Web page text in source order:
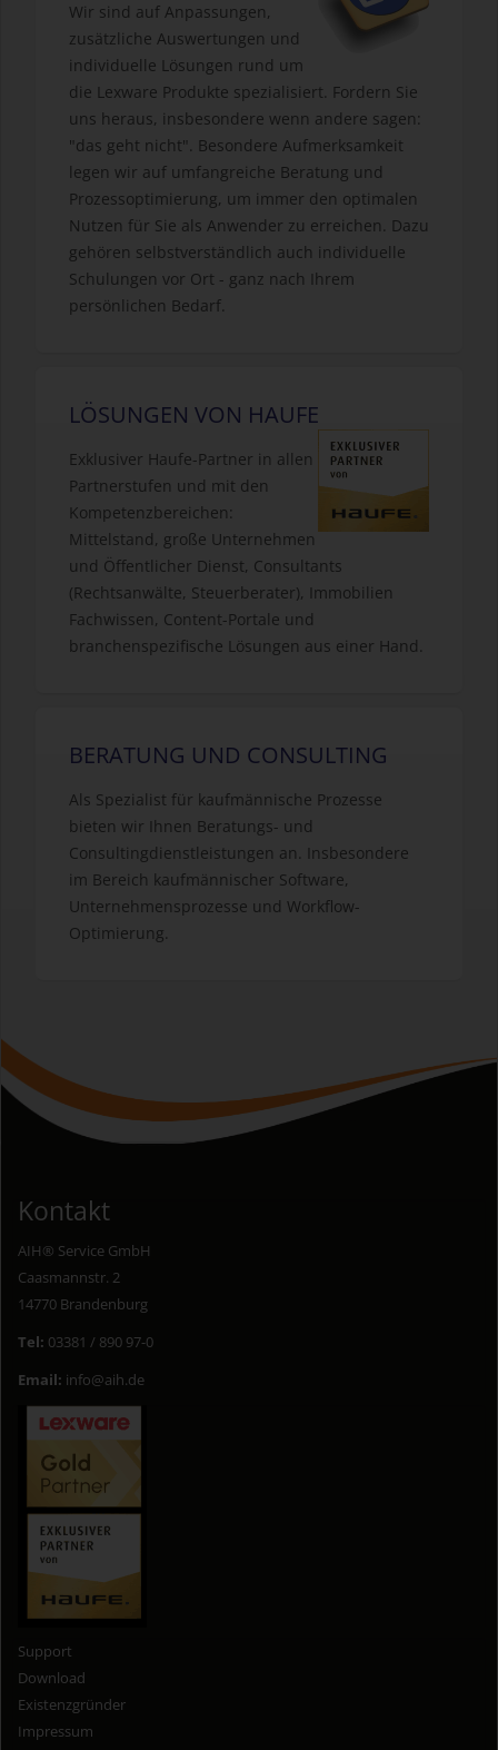
Wir sind auf Anpassungen,
zusätzliche Auswertungen und
individuelle Lösungen rund um
die Lexware Produkte spezialisiert. Fordern Sie
uns heraus, insbesondere wenn andere sagen:
"das geht nicht". Besondere Aufmerksamkeit
legen wir auf umfangreiche Beratung und
Prozessoptimierung, um immer den optimalen
Nutzen für Sie als Anwender zu erreichen. Dazu
gehören selbstverständlich auch individuelle
Schulungen vor Ort - ganz nach Ihrem
persönlichen Bedarf.
LÖSUNGEN VON HAUFE
Exklusiver Haufe-Partner in allen
Partnerstufen und mit den
Kompetenzbereichen:
Mittelstand, große Unternehmen
und Öffentlicher Dienst, Consultants
(Rechtsanwälte, Steuerberater), Immobilien
Fachwissen, Content-Portale und
branchenspezifische Lösungen aus einer Hand.
BERATUNG UND CONSULTING
Als Spezialist für kaufmännische Prozesse
bieten wir Ihnen Beratungs- und
Consultingdienstleistungen an. Insbesondere
im Bereich kaufmännischer Software,
Unternehmensprozesse und Workflow-
Optimierung.
Kontakt
AIH® Service GmbH
Caasmannstr. 2
14770 Brandenburg
Tel: 03381 / 890 97-0
Email: info@aih.de
Support
Download
Existenzgründer
Impressum